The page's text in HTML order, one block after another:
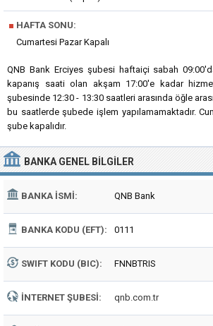
■ HAFTA SONU:
Cumartesi Pazar Kapalı
QNB Bank Erciyes şubesi haftaiçi sabah
kapanış saati olan akşam 17:00'e kadar
şubesinde 12:30 - 13:30 saatleri arasında öğle
bu saatlerde şubede işlem yapılamamaktadır.
şube kapalıdır.
BANKA GENEL BILGILER
BANKA İSMI: QNB Bank
BANKA KODU (EFT): 0111
SWIFT KODU (BIC): FNNBTRIS
İNTERNET ŞUBESI: qnb.com.tr